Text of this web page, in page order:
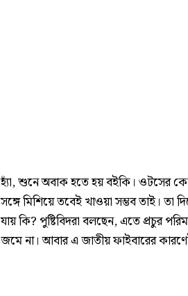
হ্যাঁ, শুনে অবাক হতে হয় বইকি। ওটসের
সঙ্গে মিশিয়ে তবেই খাওয়া সম্ভব তাই। তা
যায় কি? পুষ্টিবিদরা বলছেন, এতে প্রচুর
জমে না। আবার এ জাতীয় ফাইবারের কারণেই